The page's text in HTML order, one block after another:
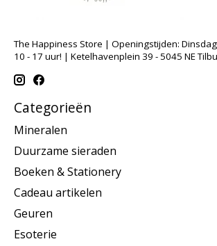
The Happiness Store | Openingstijden:
10 - 17 uur! | Ketelhavenplein 39 - 5045 NE
Categorieën
Mineralen
Duurzame sieraden
Boeken & Stationery
Cadeau artikelen
Geuren
Esoterie